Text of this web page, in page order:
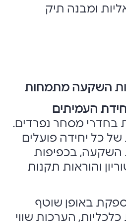
ומבנה תיק
השקעה מתמחות
העמיתים
מסחר נפרדים.
כל יחידה פועלים
השקעה, בכפיפות
והוראות תקנות
באופן שוטף
הערכות שווי